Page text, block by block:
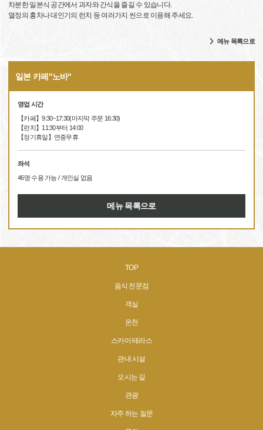
차분한 일본식 공간에서 과자와 간식을 즐길 수 있습니다.
열정의 홍차나 대인기의 런치 등 여러가지 씬으로 이용해 주세요.
메뉴 목록으로
일본 카페"노바"
영업 시간
【카페】9:30~17:30(마지막 주문 16:30)
【런치】11:30부터 14:00
【정기휴일】연중무휴
좌석
46명 수용 가능 / 개인실 없음
메뉴 목록으로
TOP
음식 전문점
객실
온천
스카이 테라스
관내 시설
오시는 길
관광
자주 하는 질문